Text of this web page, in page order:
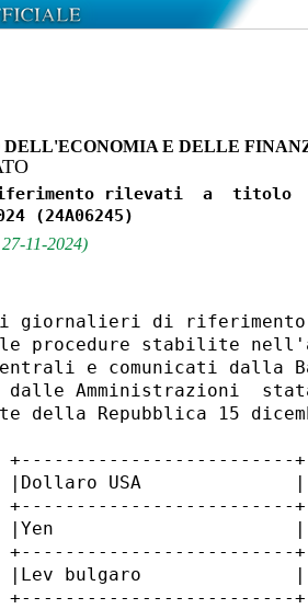
DELL'ECONOMIA E DELLE
rilevati  a  titolo
11-2024)
giornalieri di
le procedure stabilite
centrali e comunicati
Amministrazioni
della Repubblica 15
+-------------------------
|Dollaro USA
+-------------------------
|Yen
+-------------------------
|Lev bulgaro
+-------------------------